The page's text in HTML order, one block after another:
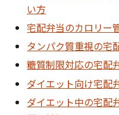
い方
宅配弁当のカロリー
タンパク質重視の宅
糖質制限対応の宅配
ダイエット向け宅配
ダイエット中の宅配